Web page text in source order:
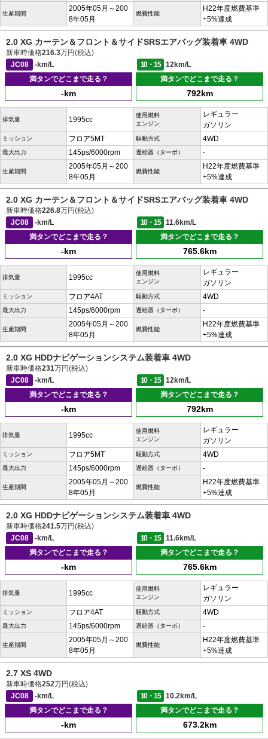
生産期間
2005年05月～200
8年05月
燃費性能
H22年度燃費基準
+5%達成
2.0 XG カーテン＆フロント＆サイドSRSエアバッグ装着車 4WD
新車時価格216.3万円(税込)
JC08
-km/L 10・15
12km/L
満タンでどこまで走る？
-km
満タンでどこまで走る？
792km
排気量 1995cc
使用燃料
エンジン
レギュラー
ガソリン
ミッション フロア5MT 駆動方式 4WD
最大出力 145ps/6000rpm 過給器（ターボ） -
生産期間
2005年05月～200
8年05月
燃費性能
H22年度燃費基準
+5%達成
2.0 XG カーテン＆フロント＆サイドSRSエアバッグ装着車 4WD
新車時価格226.8万円(税込)
JC08
-km/L 10・15
11.6km/L
満タンでどこまで走る？
-km
満タンでどこまで走る？
765.6km
排気量 1995cc
使用燃料
エンジン
レギュラー
ガソリン
ミッション フロア4AT 駆動方式 4WD
最大出力 145ps/6000rpm 過給器（ターボ） -
生産期間
2005年05月～200
8年05月
燃費性能
H22年度燃費基準
+5%達成
2.0 XG HDDナビゲーションシステム装着車 4WD
新車時価格231万円(税込)
JC08
-km/L 10・15
12km/L
満タンでどこまで走る？
-km
満タンでどこまで走る？
792km
排気量 1995cc
使用燃料
エンジン
レギュラー
ガソリン
ミッション フロア5MT 駆動方式 4WD
最大出力 145ps/6000rpm 過給器（ターボ） -
生産期間
2005年05月～200
8年05月
燃費性能
H22年度燃費基準
+5%達成
2.0 XG HDDナビゲーションシステム装着車 4WD
新車時価格241.5万円(税込)
JC08
-km/L 10・15
11.6km/L
満タンでどこまで走る？
-km
満タンでどこまで走る？
765.6km
排気量 1995cc
使用燃料
エンジン
レギュラー
ガソリン
ミッション フロア4AT 駆動方式 4WD
最大出力 145ps/6000rpm 過給器（ターボ） -
生産期間
2005年05月～200
8年05月
燃費性能
H22年度燃費基準
+5%達成
2.7 XS 4WD
新車時価格252万円(税込)
JC08
-km/L 10・15
10.2km/L
満タンでどこまで走る？
-km
満タンでどこまで走る？
673.2km